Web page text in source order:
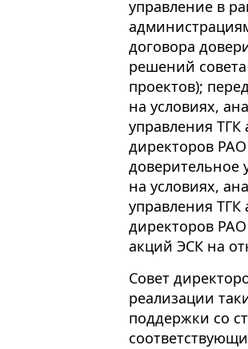
управление в
договора
решений
проектов);
на условиях,
управления
директоров
на условиях,
управления
директоров
акций ЭСК на
Совет
реализации
поддержки со